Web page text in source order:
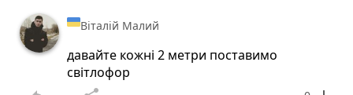
Віталій Малий
давайте кожні 2 метри поставимо
світлофор